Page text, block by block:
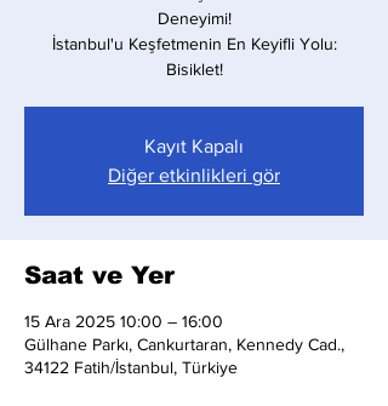
Deneyimi!
İstanbul'u Keşfetmenin En Keyifli Yolu:
Bisiklet!
Kayıt Kapalı
Diğer etkinlikleri gör
Saat ve Yer
15 Ara 2025 10:00 – 16:00
Gülhane Parkı, Cankurtaran, Kennedy Cad.,
34122 Fatih/İstanbul, Türkiye